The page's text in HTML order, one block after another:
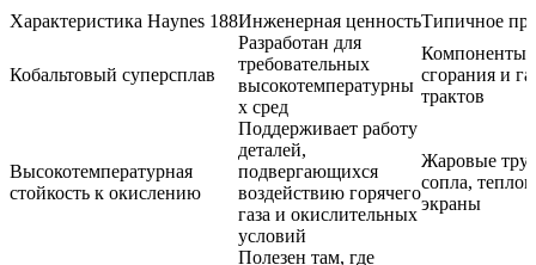
Характеристика Haynes 188Инженерная ценностьТипичное
Кобальтовый суперсплав
Разработан для
требовательных
высокотемпературны
х сред
Компоненты
сгорания и
трактов
Высокотемпературная
стойкость к окислению
Поддерживает работу
деталей,
подвергающихся
воздействию горячего
газа и окислительных
условий
Жаровые
сопла,
экраны
Полезен там, где